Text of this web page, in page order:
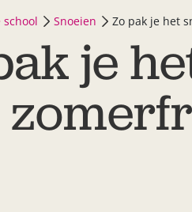
school Snoeien Zo pak je het
je